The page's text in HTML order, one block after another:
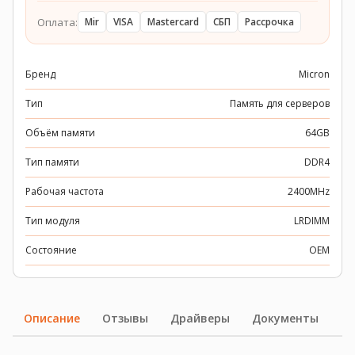
Оплата: Mir VISA Mastercard СБП Рассрочка
Бренд Micron
Тип Память для серверов
Объём памяти 64GB
Тип памяти DDR4
Рабочая частота 2400MHz
Тип модуля LRDIMM
Состояние OEM
Описание Отзывы Драйверы Документы